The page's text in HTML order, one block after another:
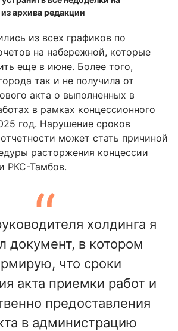
архива редакции
из всех графиков по
на набережной, которые
еще в июне. Более того,
так и не получила от
акта о выполненных в
в рамках концессионного
год. Нарушение сроков
может стать причиной
расторжения концессии
РКС-Тамбов.
холдинга я
документ, в котором
что сроки
акта приемки работ и
предоставления
в администрацию